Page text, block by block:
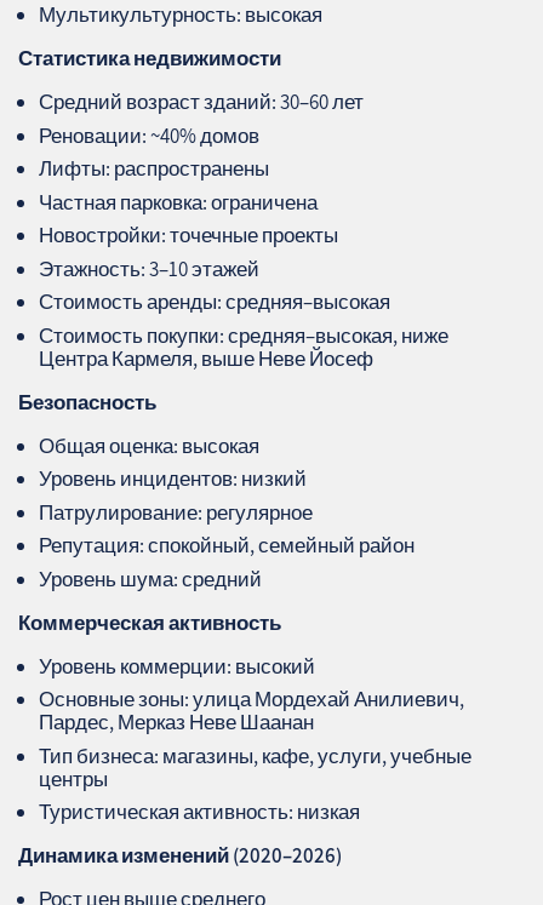
Мультикультурность: высокая
Статистика недвижимости
Средний возраст зданий: 30–60 лет
Реновации: ~40% домов
Лифты: распространены
Частная парковка: ограничена
Новостройки: точечные проекты
Этажность: 3–10 этажей
Стоимость аренды: средняя–высокая
Стоимость покупки: средняя–высокая, ниже
Центра Кармеля, выше Неве Йосеф
Безопасность
Общая оценка: высокая
Уровень инцидентов: низкий
Патрулирование: регулярное
Репутация: спокойный, семейный район
Уровень шума: средний
Коммерческая активность
Уровень коммерции: высокий
Основные зоны: улица Мордехай Анилиевич,
Пардес, Мерказ Неве Шаанан
Тип бизнеса: магазины, кафе, услуги, учебные
центры
Туристическая активность: низкая
Динамика изменений (2020–2026)
Рост цен выше среднего